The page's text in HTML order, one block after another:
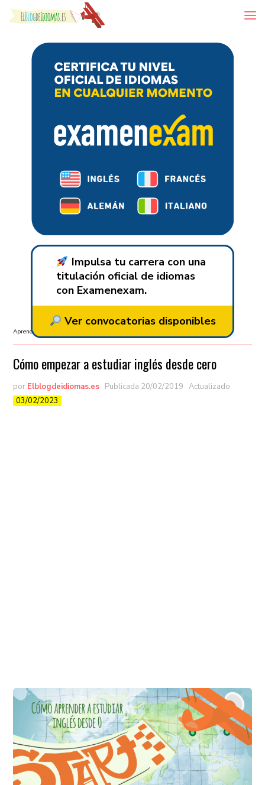
Skip to content
Impulsa tu carrera con una
titulación oficial de idiomas
con Examenexam.
Ver convocatorias disponibles
Aprender inglés
Cómo empezar a estudiar inglés desde cero
por Elblogdeidiomas.es · Publicada 20/02/2019 · Actualizado
03/02/2023